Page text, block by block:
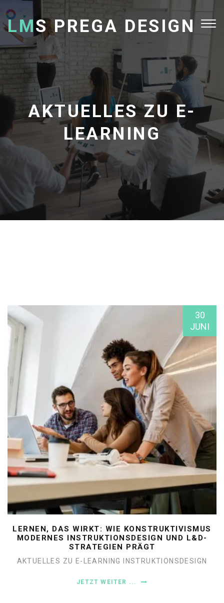
LMS PREGA DESIGN
AKTUELLES ZU E-
LEARNING
30
JUNI
LERNEN, DAS WIRKT: WIE KONSTRUKTIVISMUS
MODERNES INSTRUKTIONSDESIGN UND L&D-
STRATEGIEN PRÄGT
AKTUELLES ZU E-LEARNING INSTRUKTIONSDESIGN
JETZT WEITER ...